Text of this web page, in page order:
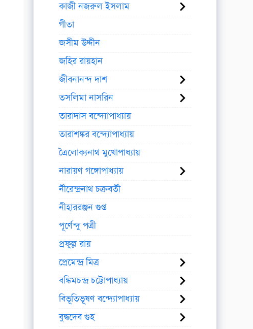
কাজী নজরুল ইসলাম
গীতা
জসীম উদ্দীন
জহির রায়হান
জীবনানন্দ দাশ
তসলিমা নাসরিন
তারাদাস বন্দ্যোপাধ্যায়
তারাশঙ্কর বন্দ্যোপাধ্যায়
ত্রৈলোক্যনাথ মুখোপাধ্যায়
নারায়ণ গঙ্গোপাধ্যায়
নীরেন্দ্রনাথ চক্রবর্তী
নীহাররঞ্জন গুপ্ত
পূর্ণেন্দু পত্রী
প্রফুল্ল রায়
প্রেমেন্দ্র মিত্র
বঙ্কিমচন্দ্র চট্টোপাধ্যায়
বিভূতিভূষণ বন্দ্যোপাধ্যায়
বুদ্ধদেব গুহ